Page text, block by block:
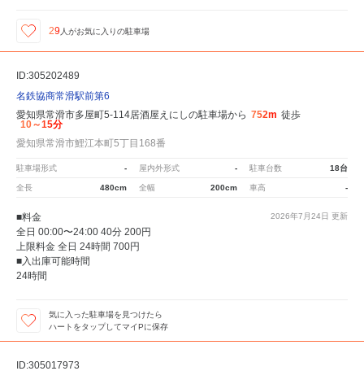
29 人がお気に入りの駐車場
ID:305202489
名鉄協商常滑駅前第6
愛知県常滑市多屋町5-114居酒屋えにしの駐車場から 752m 徒歩
10～15分
愛知県常滑市鯉江本町5丁目168番
駐車場形式 - 屋内外形式 - 駐車台数 18台
全長 480cm 全幅 200cm 車高 -
2026年7月24日 更新
■料金
全日 00:00〜24:00 40分 200円
上限料金 全日 24時間 700円
■入出庫可能時間
24時間
気に入った駐車場を見つけたら
ハートをタップしてマイPに保存
ID:305017973